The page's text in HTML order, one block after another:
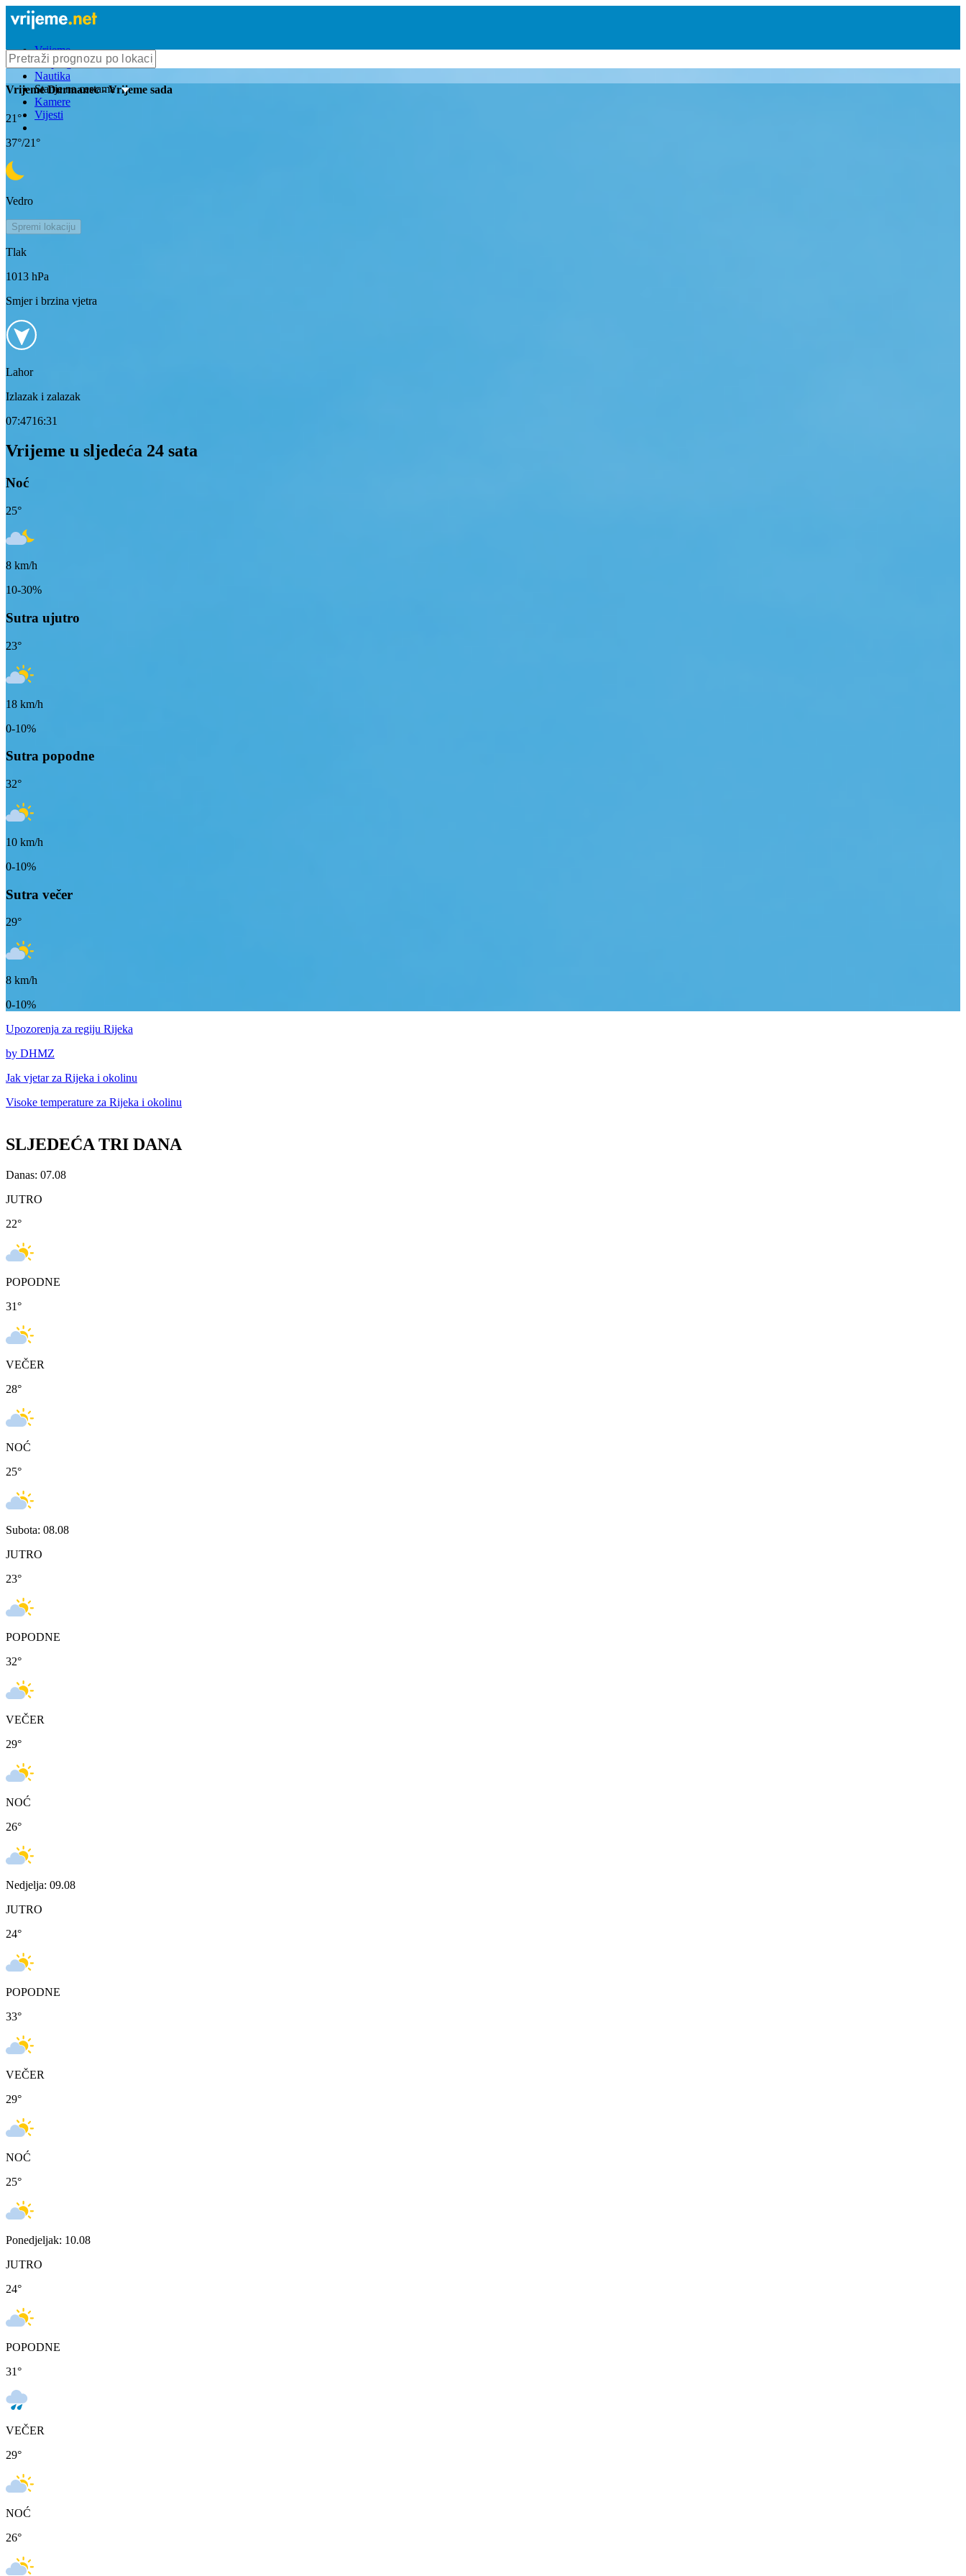
Vrijeme
Bioprognoza
Nautika
Stanje na cestama
Kamere
Vijesti
VrijemeDurmanec- Vrijeme sada
21°
37°/21°
Vedro
Spremi lokaciju
Tlak
1013 hPa
Smjer i brzina vjetra
Lahor
Izlazak i zalazak
07:4716:31
Vrijeme u sljedeća 24 sata
Noć
25°
8 km/h
10-30%
Sutra ujutro
23°
18 km/h
0-10%
Sutra popodne
32°
10 km/h
0-10%
Sutra večer
29°
8 km/h
0-10%
Upozorenja za regiju Rijeka
by DHMZ
Jak vjetar za Rijeka i okolinu
Visoke temperature za Rijeka i okolinu
SLJEDEĆA TRI DANA
Danas: 07.08
JUTRO
22°
POPODNE
31°
VEČER
28°
NOĆ
25°
Subota: 08.08
JUTRO
23°
POPODNE
32°
VEČER
29°
NOĆ
26°
Nedjelja: 09.08
JUTRO
24°
POPODNE
33°
VEČER
29°
NOĆ
25°
Ponedjeljak: 10.08
JUTRO
24°
POPODNE
31°
VEČER
29°
NOĆ
26°